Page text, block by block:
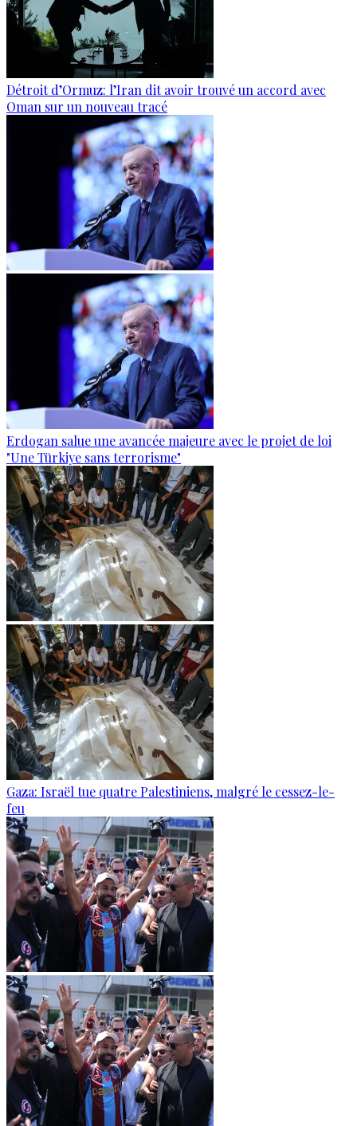
Détroit d’Ormuz: l’Iran dit avoir trouvé un accord avec
Oman sur un nouveau tracé
Erdogan salue une avancée majeure avec le projet de loi
"Une Türkiye sans terrorisme"
Gaza: Israël tue quatre Palestiniens, malgré le cessez-le-
feu